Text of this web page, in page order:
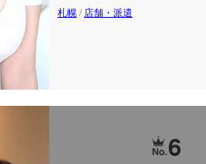
札幌/ 店舗・派遣
6